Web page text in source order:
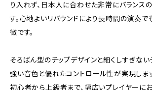
り入れず、日本人に合わせた非常にバランス
す。心地よいリバウンドにより長時間の演奏
徴です。
そろばん型のチップデザインと細くしすぎない
強い音色と優れたコントロール性が実現しま
初心者から上級者まで、幅広いプレイヤーに